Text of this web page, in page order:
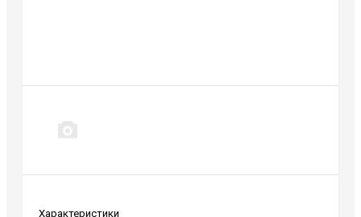
Характеристики